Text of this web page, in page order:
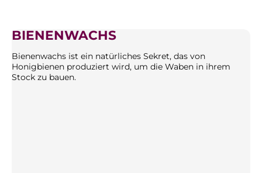
BIENENWACHS
Bienenwachs ist ein natürliches Sekret, das von
Honigbienen produziert wird, um die Waben in ihrem
Stock zu bauen.